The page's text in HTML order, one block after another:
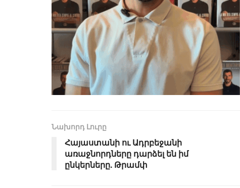
Նախորդ Լուրը
Հայաստանի ու Ադրբեջանի
առաջնորդները դարձել են իմ
ընկերները. Թրամփ